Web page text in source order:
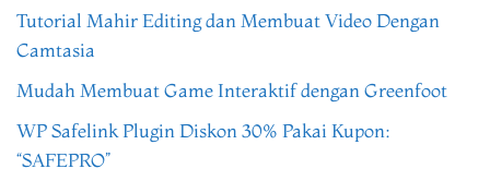
Tutorial Mahir Editing dan Membuat Video Dengan
Camtasia
Mudah Membuat Game Interaktif dengan Greenfoot
WP Safelink Plugin Diskon 30% Pakai Kupon:
“SAFEPRO”